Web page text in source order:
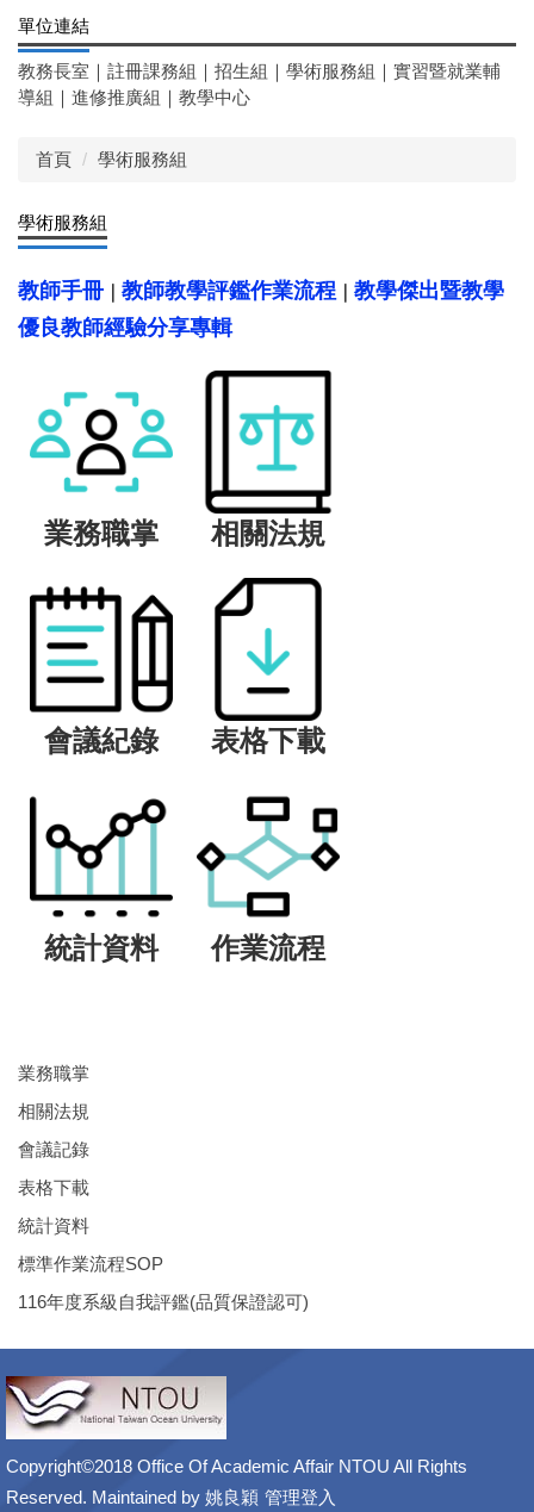
單位連結
教務長室 ｜ 註冊課務組 ｜ 招生組 ｜ 學術服務組 ｜ 實習暨就業輔
導組 ｜ 進修推廣組 ｜ 教學中心
首頁 學術服務組
學術服務組
教師手冊 ｜ 教師教學評鑑作業流程 ｜ 教學傑出暨教學
優良教師經驗分享專輯
業務職掌 相關法規
會議紀錄 表格下載
統計資料 作業流程
業務職掌
相關法規
會議記錄
表格下載
統計資料
標準作業流程SOP
116年度系級自我評鑑(品質保證認可)
Copyright©2018 Office Of Academic Affair NTOU All Rights
Reserved. Maintained by 姚良穎 管理登入